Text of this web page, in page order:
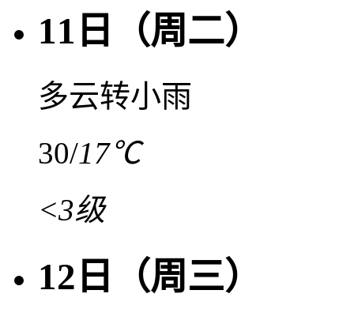
11日（周二）
多云转小雨
30/17℃
<3级
12日（周三）